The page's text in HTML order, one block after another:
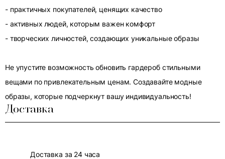
- практичных покупателей, ценящих качество
- активных людей, которым важен комфорт
- творческих личностей, создающих уникальные образы
Не упустите возможность обновить гардероб стильными
вещами по привлекательным ценам. Создавайте модные
образы, которые подчеркнут вашу индивидуальность!
Доставка
Доставка за 24 часа